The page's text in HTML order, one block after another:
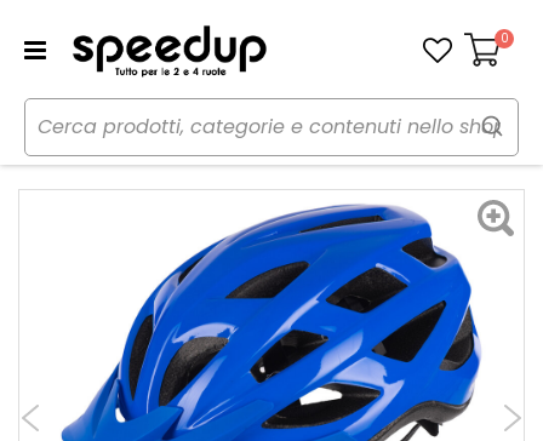
Carrello
0
Home Bici Caschi bici
Casco
Casco bici Urbano Talon